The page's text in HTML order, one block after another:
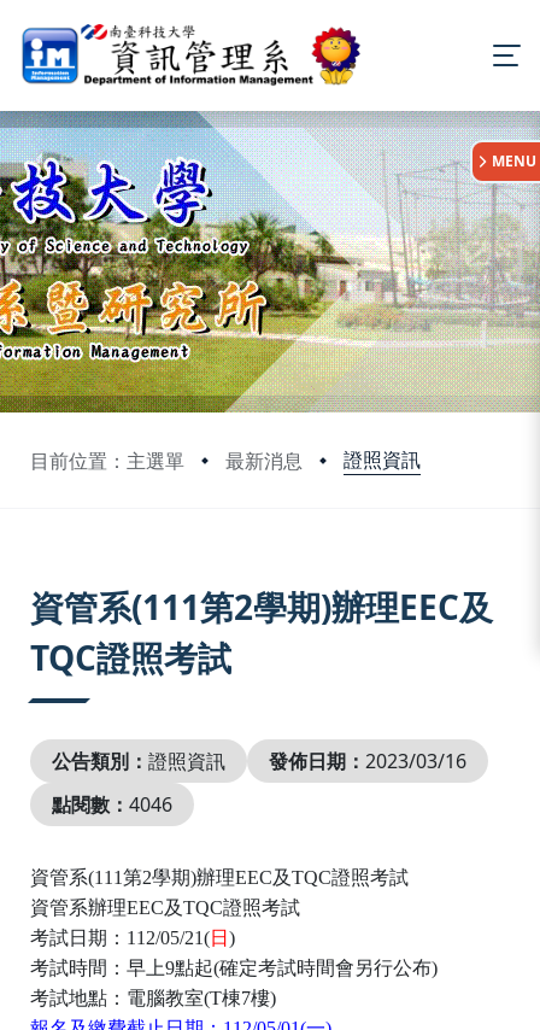
目前位置：主選單 最新消息 證照資訊
:::
MENU
資管系(111第2學期)辦理EEC及
TQC證照考試
公告類別： 證照資訊 發佈日期： 2023/03/16
點閱數： 4046
資管系(111第2學期)辦理EEC及TQC證照考試
資管系辦理EEC及TQC證照考試
考試日期： 112/05/21(日 )
考試時間：早上9點起(確定考試時間會另行公布)
考試地點：電腦教室(T棟7樓)